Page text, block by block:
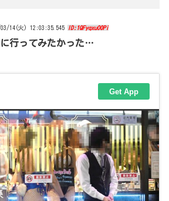
03/14(火) 12:03:35.545 ID:1QFyqxuO0Pi
行ってみたかった…